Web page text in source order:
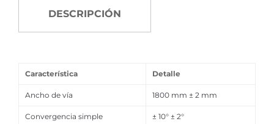
DESCRIPCIÓN
Característica Detalle
Ancho de vía 1800 mm ± 2 mm
Convergencia simple ± 10° ± 2°